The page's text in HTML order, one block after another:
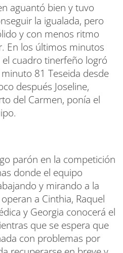
aguantó bien y tuvo
la igualada, pero
y con menos ritmo
En los últimos minutos
cuadro tinerfeño logró
81 Teseida desde
después Joseline,
del Carmen, ponía el
parón en la competición
donde el equipo
y mirando a la
a Cinthia, Raquel
y Georgia conocerá el
que se espera que
con problemas por